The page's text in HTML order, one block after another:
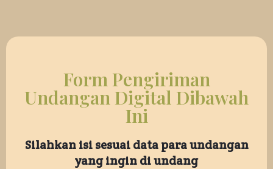
Form Pengiriman
Undangan Digital Dibawah
Ini
Silahkan isi sesuai data para undangan
yang ingin di undang